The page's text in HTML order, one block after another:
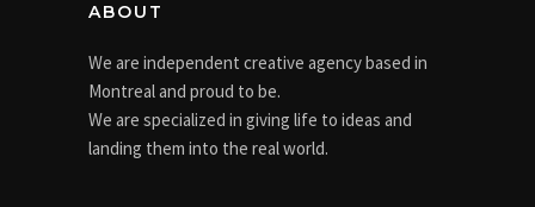
ABOUT
We are independent creative agency based in
Montreal and proud to be.
We are specialized in giving life to ideas and
landing them into the real world.